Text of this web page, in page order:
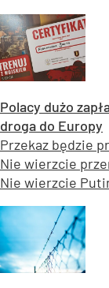
Polacy dużo
droga do Europy
Przekaz będzie
Nie wierzcie
Nie wierzcie